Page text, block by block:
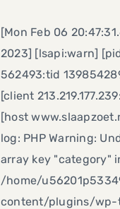
[Mon Feb 06
2023] [lsapi:warn]
562493:tid
[client
[host
log: PHP Warning:
array key "category"
/home/
content/plugins/wp-